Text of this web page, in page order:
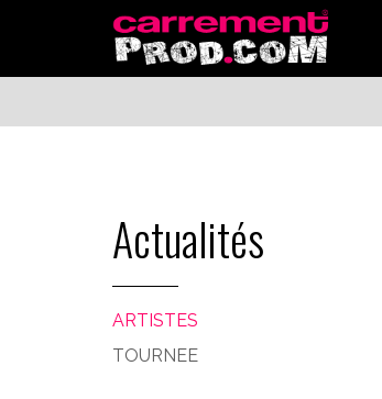
Actualités
ARTISTES
TOURNEE